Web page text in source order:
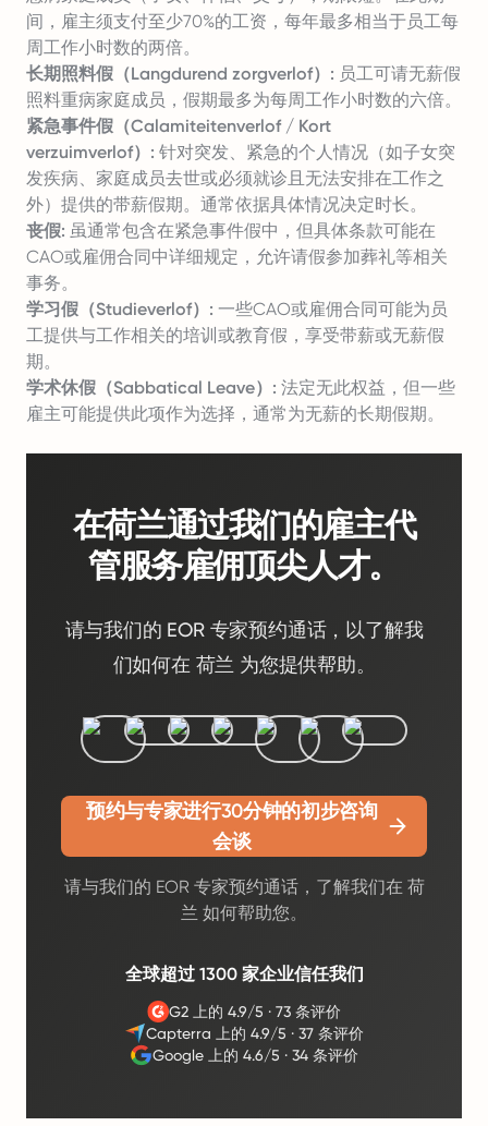
间，雇主须支付至少70%的工资，每年最多相当于员工每
周工作小时数的两倍。
长期照料假（Langdurend zorgverlof）: 员工可请无薪假
照料重病家庭成员，假期最多为每周工作小时数的六倍。
紧急事件假（Calamiteitenverlof / Kort
verzuimverlof）: 针对突发、紧急的个人情况（如子女突
发疾病、家庭成员去世或必须就诊且无法安排在工作之
外）提供的带薪假期。通常依据具体情况决定时长。
丧假: 虽通常包含在紧急事件假中，但具体条款可能在
CAO或雇佣合同中详细规定，允许请假参加葬礼等相关
事务。
学习假（Studieverlof）: 一些CAO或雇佣合同可能为员
工提供与工作相关的培训或教育假，享受带薪或无薪假
期。
学术休假（Sabbatical Leave）: 法定无此权益，但一些
雇主可能提供此项作为选择，通常为无薪的长期假期。
在荷兰通过我们的雇主代
管服务雇佣顶尖人才。
请与我们的 EOR 专家预约通话，以了解我
们如何在 荷兰 为您提供帮助。
预约与专家进行30分钟的初步咨询
会谈
请与我们的 EOR 专家预约通话，了解我们在 荷
兰 如何帮助您。
全球超过 1300 家企业信任我们
G2 上的 4.9/5 ·73 条评价
Capterra 上的 4.9/5 ·37 条评价
Google 上的 4.6/5 · 34 条评价